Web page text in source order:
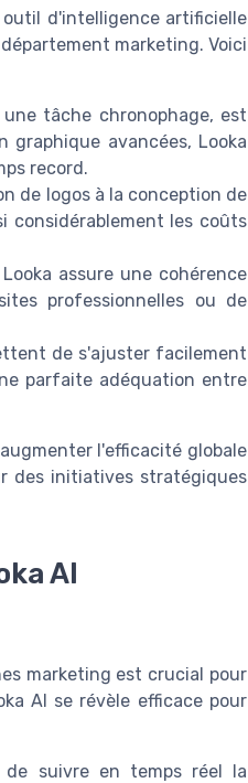
outil d'intelligence artificielle
marketing. Voici
tâche chronophage, est
graphique avancées, Looka
record.
de logos à la conception de
considérablement les coûts
assure une cohérence
professionnelles ou de
de s'ajuster facilement
parfaite adéquation entre
l'efficacité globale
des initiatives stratégiques
AI
marketing est crucial pour
AI se révèle efficace pour
de suivre en temps réel la